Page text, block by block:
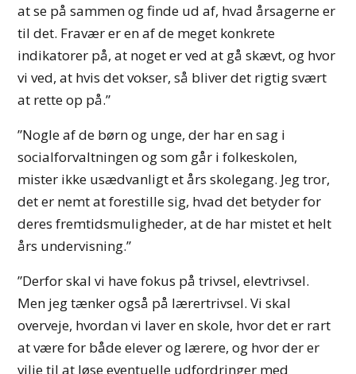
at se på sammen og finde ud af, hvad årsagerne er
til det. Fravær er en af de meget konkrete
indikatorer på, at noget er ved at gå skævt, og hvor
vi ved, at hvis det vokser, så bliver det rigtig svært
at rette op på.”
”Nogle af de børn og unge, der har en sag i
socialforvaltningen og som går i folkeskolen,
mister ikke usædvanligt et års skolegang. Jeg tror,
det er nemt at forestille sig, hvad det betyder for
deres fremtidsmuligheder, at de har mistet et helt
års undervisning.”
”Derfor skal vi have fokus på trivsel, elevtrivsel.
Men jeg tænker også på lærertrivsel. Vi skal
overveje, hvordan vi laver en skole, hvor det er rart
at være for både elever og lærere, og hvor der er
vilje til at løse eventuelle udfordringer med